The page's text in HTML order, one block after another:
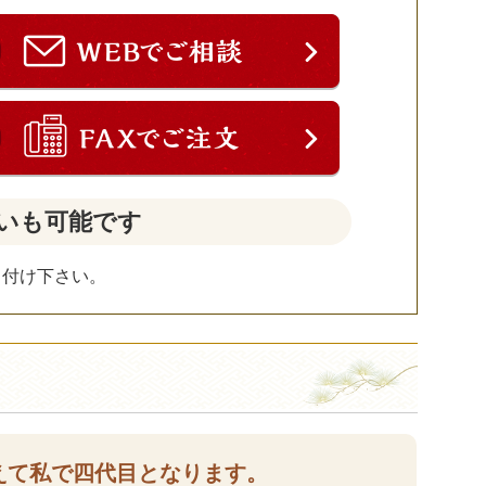
も可能です
け下さい。
私で四代目となります。